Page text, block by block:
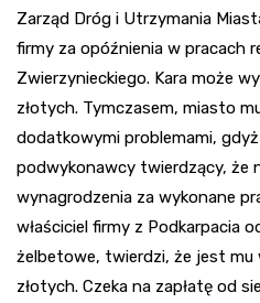
Zarząd Dróg i Utrzymania
firmy za opóźnienia w pracach
Zwierzynieckiego. Kara może
złotych. Tymczasem, miasto
dodatkowymi problemami,
podwykonawcy twierdzący, że
wynagrodzenia za wykonane
właściciel firmy z Podkarpacia
żelbetowe, twierdzi, że jest
złotych. Czeka na zapłatę od